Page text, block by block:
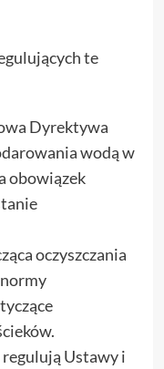
te
Dyrektywa
wodą w
obowiązek
oczyszczania
regulują Ustawy i